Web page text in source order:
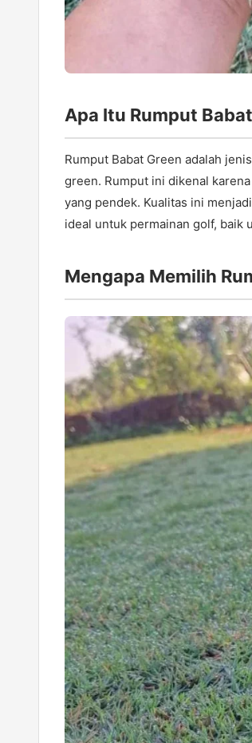
Apa Itu Rumput
Rumput Babat Green adalah
green. Rumput ini dikenal
yang pendek. Kualitas ini
ideal untuk permainan golf, baik
Mengapa Memilih